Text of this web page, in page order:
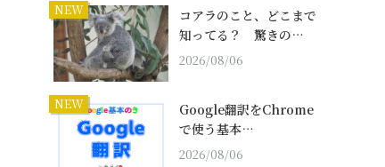
NEW
コアラのこと、どこまで
知ってる？ 驚きの…
2026/08/06
NEW
Google翻訳をChrome
で使う基本…
2026/08/06